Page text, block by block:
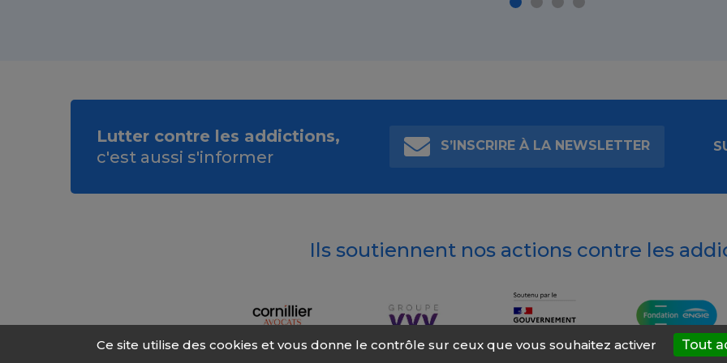
Lutter contre les addictions,
c'est aussi s'informer
S’INSCRIRE À LA NEWSLETTER
Ils soutiennent nos actions contre les
Ce site utilise des cookies et vous donne le contrôle sur ceux que vous souhaitez activer Tout